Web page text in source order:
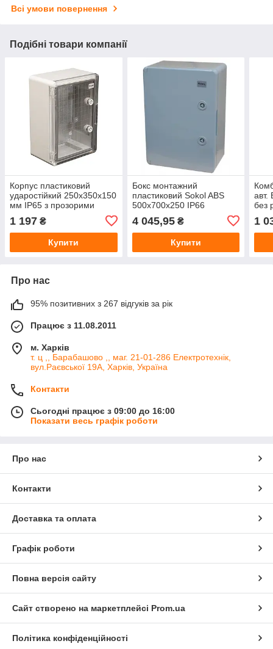
Всі умови повернення
Подібні товари компанії
Корпус пластиковий
ударостійкий 250x350x150
мм IP65 з прозорими
дверцятами, електрощит
герметичний зовнішній
1 197 ₴
Купити
Бокс монтажний
пластиковий Sokol ABS
500x700x250 IP66
4 045,95₴
Купити
авт.
без
1
Про нас
95% позитивних з 267 відгуків за рік
Працює з 11.08.2011
м. Харків
т. ц ,, Барабашово ,, маг. 21-01-286 Електротехнік,
вул.Раєвської 19А, Харків, Україна
Контакти
Сьогодні працює з 09:00 до 16:00
Показати весь графік роботи
Про нас
Контакти
Доставка та оплата
Графік роботи
Повна версія сайту
Сайт створено на маркетплейсі Prom.ua
Політика конфіденційності